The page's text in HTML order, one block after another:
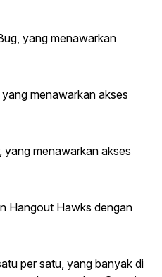
yang menawarkan
menawarkan akses
yang menawarkan akses
Hangout Hawks dengan
per satu, yang banyak di